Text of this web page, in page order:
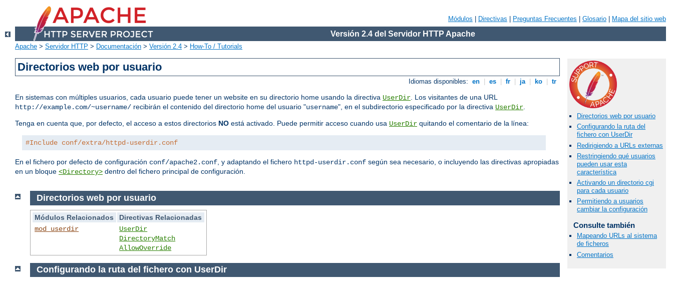
Módulos Directivas Preguntas Frecuentes Glosario Mapa del sitio web
Versión 2.4 del Servidor HTTP Apache
Apache > Servidor HTTP > Documentación > Versión 2.4 > How-To / Tutorials
Directorios web por usuario
Idiomas disponibles: en es fr ja ko tr
En sistemas con múltiples usuarios, cada usuario puede tener un website en su directorio home usando la directiva UserDir. Los visitantes de una URL
http://example.com/~username/ recibirán el contenido del directorio home del usuario "username", en el subdirectorio especificado por la directiva UserDir.
Tenga en cuenta que, por defecto, el acceso a estos directorios NO está activado. Puede permitir acceso cuando usa UserDir quitando el comentario de la línea:
#Include conf/extra/httpd-userdir.conf
En el fichero por defecto de configuración conf/apache2.conf, y adaptando el fichero httpd-userdir.conf según sea necesario, o incluyendo las directivas apropiadas
en un bloque <Directory> dentro del fichero principal de configuración.
Directorios web por usuario
Configurando la ruta del
fichero con UserDir
Redirigiendo a URLs externas
Restringiendo qué usuarios
pueden usar esta
característica
Activando un directorio cgi
para cada usuario
Permitiendo a usuarios
cambiar la configuración
Consulte también
Mapeando URLs al sistema
de ficheros
Comentarios
Directorios web por usuario
Módulos Relacionados
Directivas Relacionadas
mod_userdir
UserDir
DirectoryMatch
AllowOverride
Configurando la ruta del fichero con UserDir